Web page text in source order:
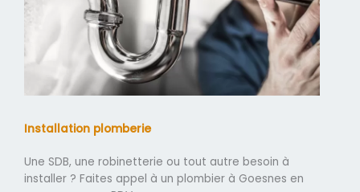
Installation plomberie
Une SDB, une robinetterie ou tout autre besoin à
installer ? Faites appel à un plombier à Goesnes en